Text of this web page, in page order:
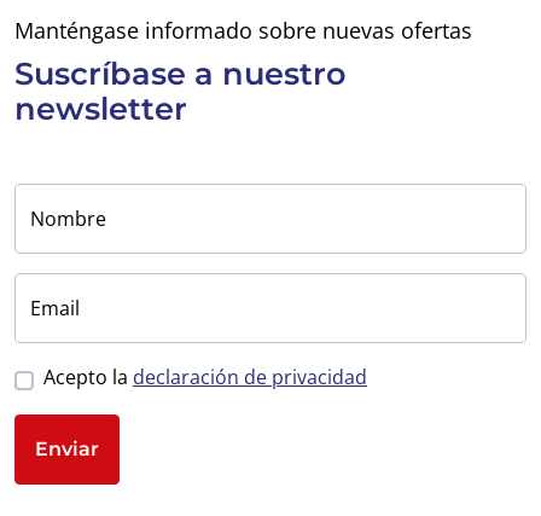
Manténgase informado sobre nuevas ofertas
Suscríbase a nuestro
newsletter
Nombre
Email
Acepto la declaración de privacidad
Enviar